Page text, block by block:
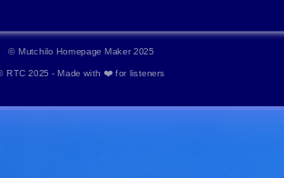
© Mutchilo Homepage Maker 2025
RTC 2025 - Made with ❤️ for listeners